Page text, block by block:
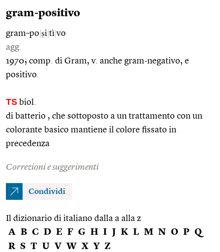
gram-positivo
gram–po ṣi tì vo
agg.
1970; comp. di Gram, v. anche gram-negativo, e
positivo.
TS biol.
di batterio , che sottoposto a un trattamento con un
colorante basico mantiene il colore fissato in
precedenza
Correzioni e suggerimenti
Condividi
Il dizionario di italiano dalla a alla z
A B C D E F G H I J K L M N O P Q
R S T U V W X Y Z